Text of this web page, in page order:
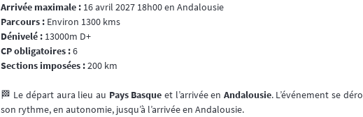
Arrivée maximale : 16 avril 2027 18h00 en Andalousie
Parcours : Environ 1300 kms
Dénivelé : 13000m D+
CP obligatoires :6
Sections imposées :200 km
🏁 Le départ aura lieu au Pays Basque et l’arrivée en Andalousie. L’événement se
son rythme, en autonomie, jusqu’à l’arrivée en Andalousie.